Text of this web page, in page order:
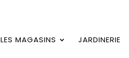
LES MAGASINS JARDINERIE